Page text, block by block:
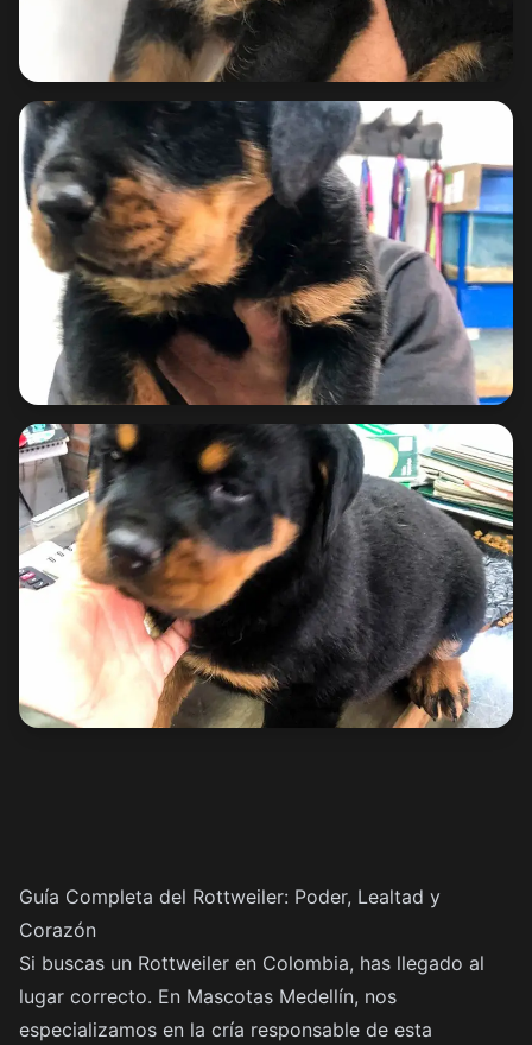
Guía Completa del Rottweiler: Poder, Lealtad y
Corazón
Si buscas un Rottweiler en Colombia, has llegado al
lugar correcto. En Mascotas Medellín, nos
especializamos en la cría responsable de esta